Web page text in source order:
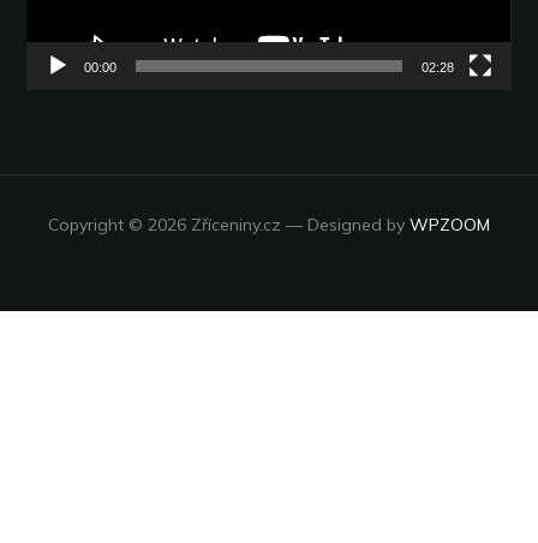
00:00 02:28
Copyright © 2026 Zříceniny.cz — Designed by WPZOOM